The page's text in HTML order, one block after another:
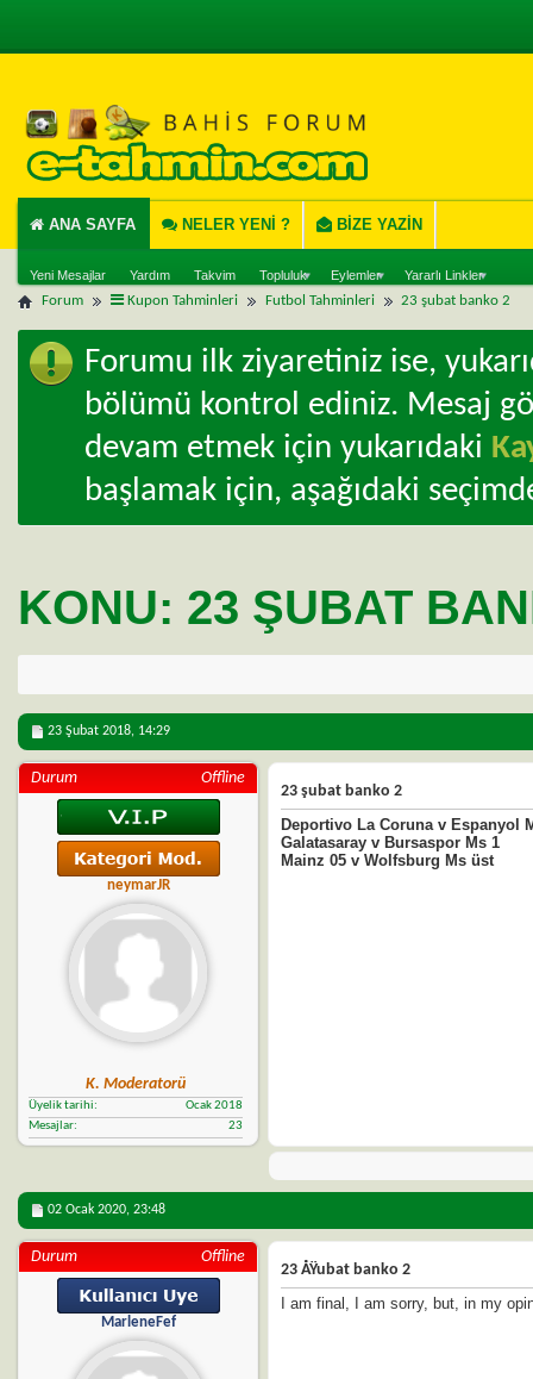
ANA SAYFA
Yeni Mesajlar Yardım Takvim Topluluk Eylemler Yararlı Linkler
NELER YENI ? BIZE YAZIN
Forum Kupon Tahminleri Futbol Tahminleri 23 şubat banko 2
Forumu ilk ziyaretiniz ise,
bölümü kontrol ediniz. Mesaj
devam etmek için yukarıdaki
başlamak için, aşağıdaki
KONU: 23 ŞUBAT
23 Şubat 2018, 14:29
Durum Offline
neymarJR
K. Moderatorü
Üyelik tarihi
Ocak 2018
Mesajlar
23
23 şubat banko 2
Deportivo La Coruna v Espanyol
Galatasaray v Bursaspor Ms 1
Mainz 05 v Wolfsburg Ms üst
02 Ocak 2020, 23:48
Durum Offline
MarleneFef
23 ÅŸubat banko 2
I am final, I am sorry, but, in my